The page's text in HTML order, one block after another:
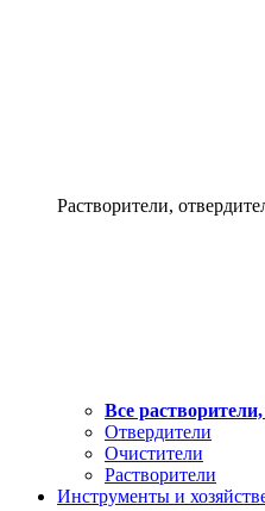
Растворители,
Все
Отвердители
Очистители
Растворители
Инструменты и